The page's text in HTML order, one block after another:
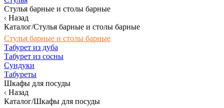
Стулья барные и столы барные
Назад
Каталог/Стулья барные и столы барные
Стулья барные и столы барные
Табурет из дуба
Табурет из сосны
Сундуки
Табуреты
Шкафы для посуды
Назад
Каталог/Шкафы для посуды